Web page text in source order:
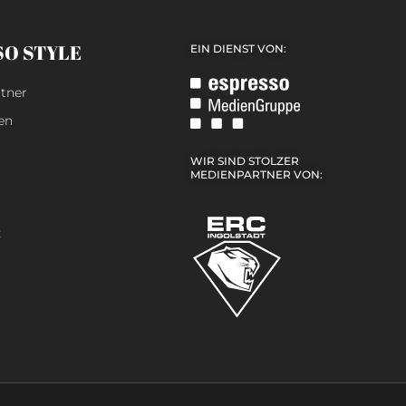
STYLE EIN DIENST VON:
WIR SIND STOLZER
MEDIENPARTNER VON: